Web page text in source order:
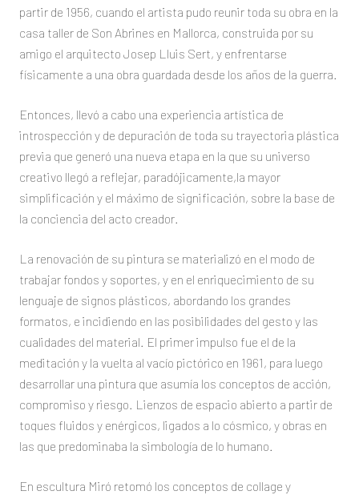
partir de 1956, cuando el artista pudo reunir toda su obra en la
casa taller de Son Abrines en Mallorca, construida por su
amigo el arquitecto Josep Lluis Sert, y enfrentarse
físicamente a una obra guardada desde los años de la guerra.
Entonces, llevó a cabo una experiencia artística de
introspección y de depuración de toda su trayectoria plástica
previa que generó una nueva etapa en la que su universo
creativo llegó a reflejar, paradójicamente,la mayor
simplificación y el máximo de significación, sobre la base de
la conciencia del acto creador.
La renovación de su pintura se materializó en el modo de
trabajar fondos y soportes, y en el enriquecimiento de su
lenguaje de signos plásticos, abordando los grandes
formatos, e incidiendo en las posibilidades del gesto y las
cualidades del material. El primer impulso fue el de la
meditación y la vuelta al vacío pictórico en 1961, para luego
desarrollar una pintura que asumía los conceptos de acción,
compromiso y riesgo. Lienzos de espacio abierto a partir de
toques fluidos y enérgicos, ligados a lo cósmico, y obras en
las que predominaba la simbología de lo humano.
En escultura Miró retomó los conceptos de collage y